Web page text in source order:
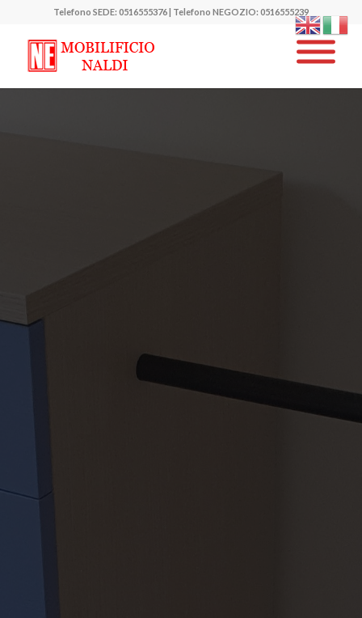
Telefono SEDE: 0516555376 | Telefono NEGOZIO: 0516555239